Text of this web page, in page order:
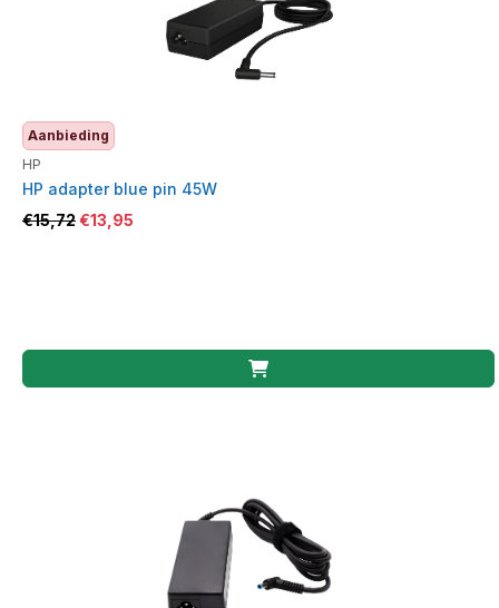
Aanbieding
HP
HP adapter blue pin 45W
€15,72€13,95